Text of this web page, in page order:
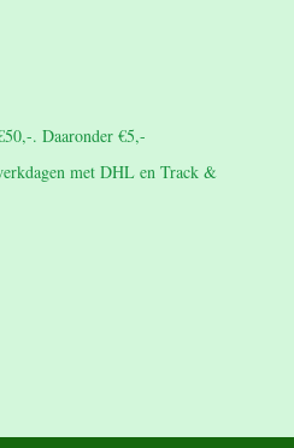
. Daaronder €5,-
met DHL en Track &